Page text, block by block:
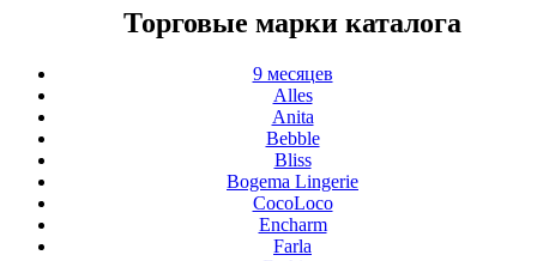
Торговые марки каталога
9 месяцев
Alles
Anita
Bebble
Bliss
Bogema Lingerie
CocoLoco
Encharm
Farla